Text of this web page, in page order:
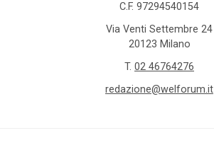
C.F. 97294540154
Via Venti Settembre 24
20123 Milano
T. 02 46764276
redazione@welforum.it